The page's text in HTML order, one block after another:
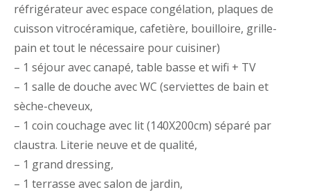
réfrigérateur avec espace congélation, plaques de
cuisson vitrocéramique, cafetière, bouilloire, grille-
pain et tout le nécessaire pour cuisiner)
– 1 séjour avec canapé, table basse et wifi + TV
– 1 salle de douche avec WC (serviettes de bain et
sèche-cheveux,
– 1 coin couchage avec lit (140X200cm) séparé par
claustra. Literie neuve et de qualité,
– 1 grand dressing,
– 1 terrasse avec salon de jardin,